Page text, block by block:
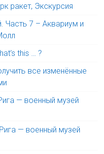
ракет, Экскурсия
Часть 7 – Аквариум и
this … ?
все изменённые
— военный музей
Рига — военный музей